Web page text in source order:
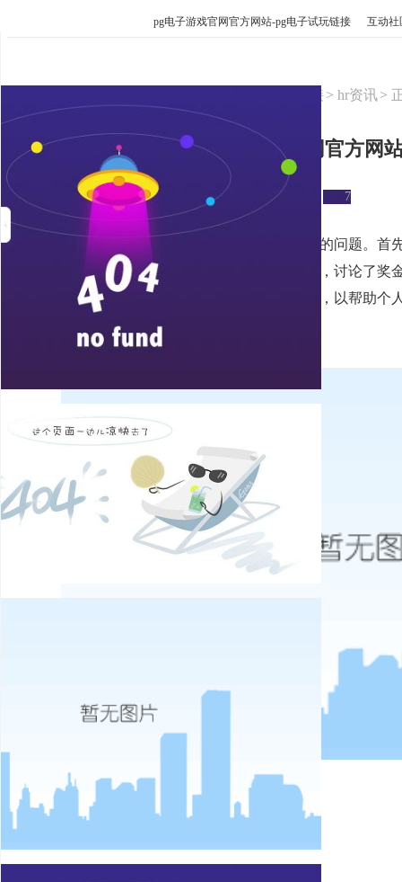
pg电子游戏官网官方网站-pg电子试玩链接 互动社
pg电子游戏官网官方网站-pg电子试玩链接 hr资讯
奖金怎么算税-pg电子游戏官网官方网
来源：三茅网 2023-10-27 14:00:27 7
摘要：本文主要探讨了奖金如何计算税款的问题。
奖金应纳税的原因和税率计算方法。接着，讨论了
险费的计算方式。最后，提出了一些建议，以帮助